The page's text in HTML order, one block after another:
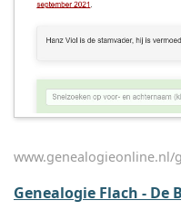
www.genealogieonline.nl/
Genealogie Flach - De